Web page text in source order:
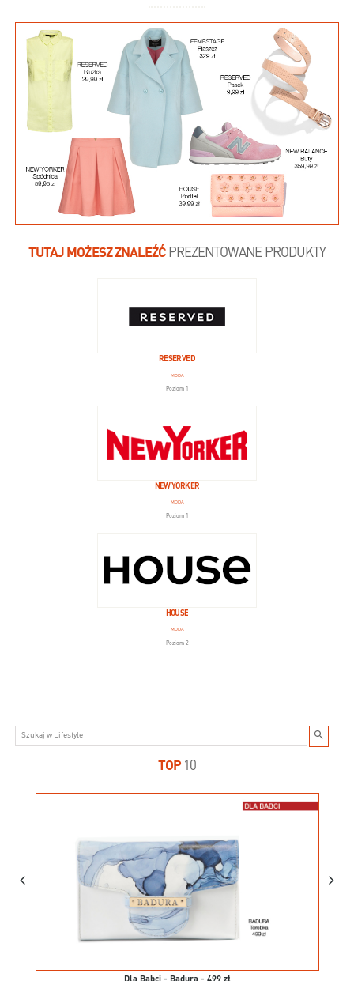
TUTAJ MOŻESZ ZNALEŹĆPREZENTOWANE PRODUKTY
RESERVED
MODA
Poziom 1
NEW YORKER
MODA
Poziom 1
HOUSE
MODA
Poziom 2
TOP 10